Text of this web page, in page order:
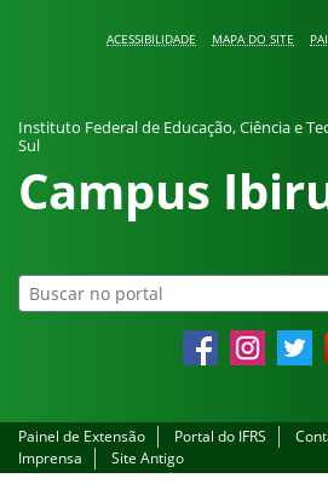
ACESSIBILIDADE MAPA DO SITE
Instituto Federal de Educação, Ciência e
Sul
Campus
FacebookInstagramTwitter
Painel de Extensão Portal do IFRS
Imprensa
Site Antigo